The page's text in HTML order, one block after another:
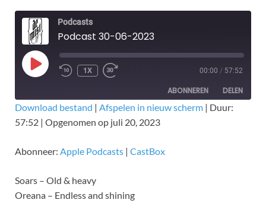
Podcasts
Podcast 30-06-2023
1X 00:00 / 57:52
ABONNEREN DELEN
Apple Podcasts CastBox
DELEN
LINK
Download bestand | Afspelen in nieuw scherm | Duur:
57:52 | Opgenomen op juli 20, 2023
Abonneer: Apple Podcasts | CastBox
Soars – Old & heavy
Oreana – Endless and shining